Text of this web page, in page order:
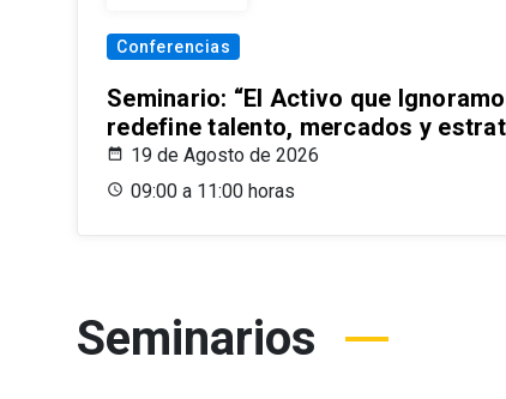
Conferencias
Seminario: “El Activo que
redefine talento, mercados y
19 de Agosto de 2026
09:00 a 11:00 horas
Seminarios